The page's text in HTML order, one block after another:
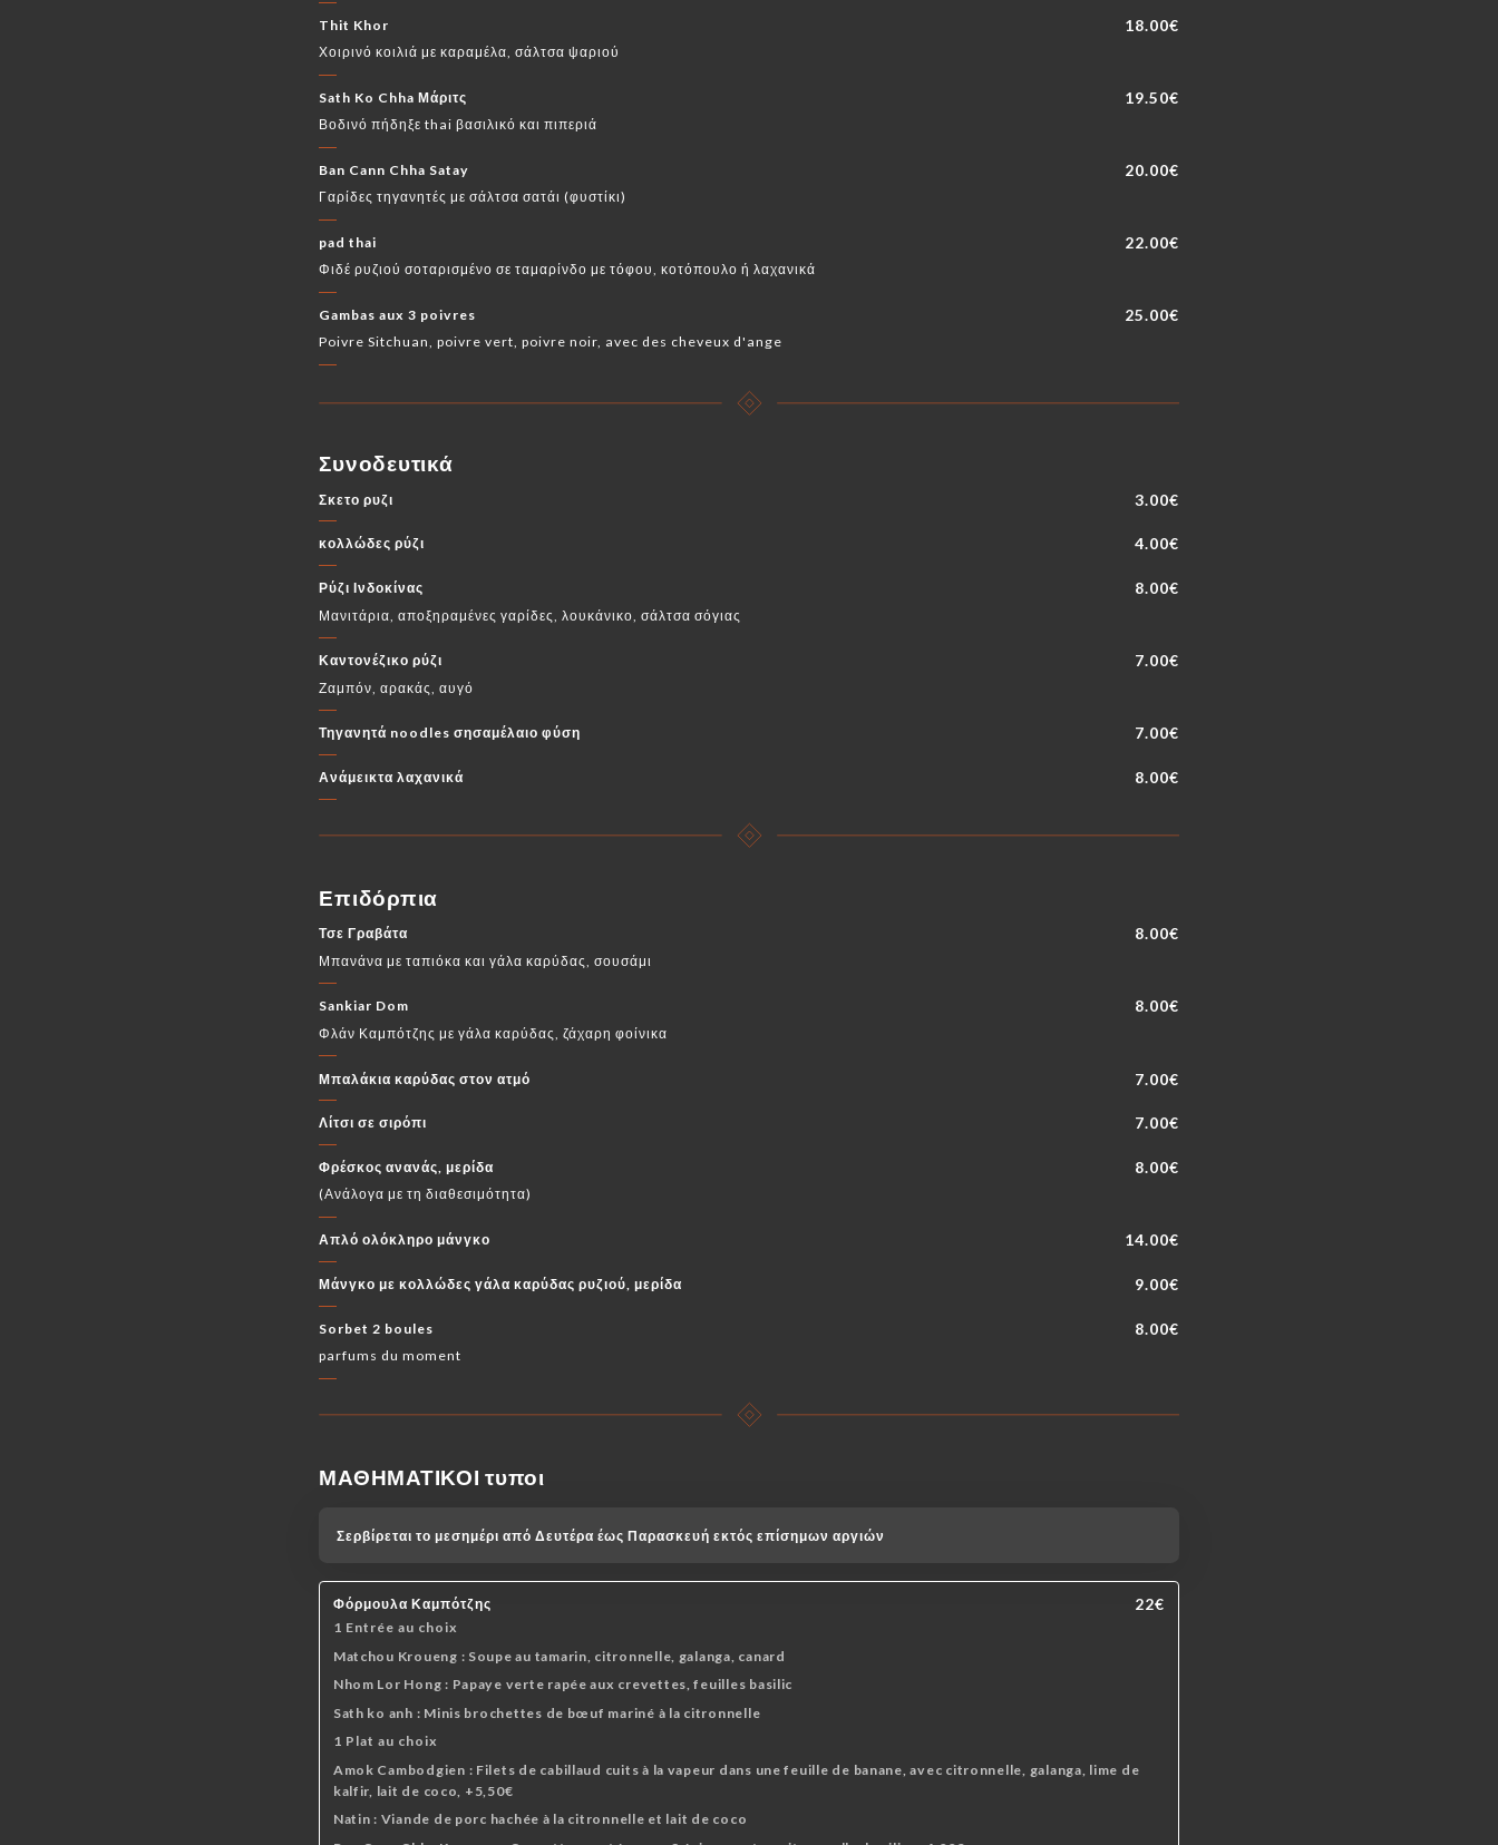
Thit Khor 18.00€
Χοιρινό κοιλιά με καραμέλα, σάλτσα ψαριού
Sath Ko Chha Μάριτς 19.50€
Βοδινό πήδηξε thai βασιλικό και πιπεριά
Ban Cann Chha Satay 20.00€
Γαρίδες τηγανητές με σάλτσα σατάι (φυστίκι)
pad thai 22.00€
Φιδέ ρυζιού σοταρισμένο σε ταμαρίνδο με τόφου, κοτόπουλο ή λαχανικά
Gambas aux 3 poivres 25.00€
Poivre Sitchuan, poivre vert, poivre noir, avec des cheveux d'ange
Συνοδευτικά
Σκετο ρυζι 3.00€
κολλώδες ρύζι 4.00€
Ρύζι Ινδοκίνας 8.00€
Μανιτάρια, αποξηραμένες γαρίδες, λουκάνικο, σάλτσα σόγιας
Καντονέζικο ρύζι 7.00€
Ζαμπόν, αρακάς, αυγό
Τηγανητά noodles σησαμέλαιο φύση 7.00€
Ανάμεικτα λαχανικά 8.00€
Επιδόρπια
Τσε Γραβάτα 8.00€
Μπανάνα με ταπιόκα και γάλα καρύδας, σουσάμι
Sankiar Dom 8.00€
Φλάν Καμπότζης με γάλα καρύδας, ζάχαρη φοίνικα
Μπαλάκια καρύδας στον ατμό 7.00€
Λίτσι σε σιρόπι 7.00€
Φρέσκος ανανάς, μερίδα 8.00€
(Ανάλογα με τη διαθεσιμότητα)
Απλό ολόκληρο μάνγκο 14.00€
Μάνγκο με κολλώδες γάλα καρύδας ρυζιού, μερίδα 9.00€
Sorbet 2 boules 8.00€
parfums du moment
ΜΑΘΗΜΑΤΙΚΟΙ τυποι
Σερβίρεται το μεσημέρι από Δευτέρα έως Παρασκευή εκτός επίσημων αργιών
Φόρμουλα Καμπότζης 22€
1 Entrée au choix
Matchou Kroueng : Soupe au tamarin, citronnelle, galanga, canard
Nhom Lor Hong : Papaye verte rapée aux crevettes, feuilles basilic
Sath ko anh : Minis brochettes de bœuf mariné à la citronnelle
1 Plat au choix
Amok Cambodgien : Filets de cabillaud cuits à la vapeur dans une feuille de banane, avec citronnelle, galanga, lime de
kalfir, lait de coco, +5,50€
Natin : Viande de porc hachée à la citronnelle et lait de coco